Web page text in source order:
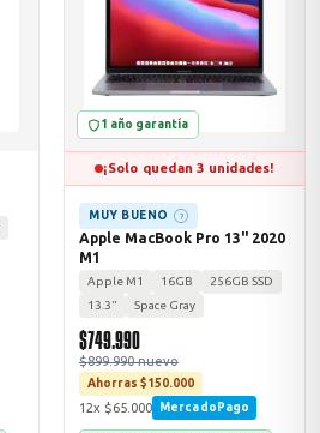
1 año garantía
¡Solo quedan 3 unidades!
MUY BUENO ?
Apple MacBook Pro 13" 2020
M1
Apple M1 16GB
256GB SSD
13.3"
Space Gray
$749.990
$899.990 nuevo
Ahorras $150.000
12x $65.000 MercadoPago